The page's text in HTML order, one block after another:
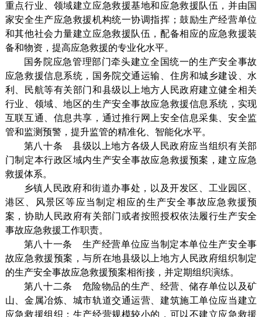
重点行业、领域建立应急救援基地和应急救援队伍，并由国
家安全生产应急救援机构统一协调指挥；鼓励生产经营单位
和其他社会力量建立应急救援队伍，配备相应的应急救援装
备和物资，提高应急救援的专业化水平。
国务院应急管理部门牵头建立全国统一的生产安全事故
应急救援信息系统，国务院交通运输、住房和城乡建设、水
利、民航等有关部门和县级以上地方人民政府建立健全相关
行业、领域、地区的生产安全事故应急救援信息系统，实现
互联互通、信息共享，通过推行网上安全信息采集、安全监
管和监测预警，提升监管的精准化、智能化水平。
第八十条 县级以上地方各级人民政府应当组织有关部
门制定本行政区域内生产安全事故应急救援预案，建立应急
救援体系。
乡镇人民政府和街道办事处，以及开发区、工业园区、
港区、风景区等应当制定相应的生产安全事故应急救援预
案，协助人民政府有关部门或者按照授权依法履行生产安全
事故应急救援工作职责。
第八十一条 生产经营单位应当制定本单位生产安全事
故应急救援预案，与所在地县级以上地方人民政府组织制定
的生产安全事故应急救援预案相衔接，并定期组织演练。
第八十二条 危险物品的生产、经营、储存单位以及矿
山、金属冶炼、城市轨道交通运营、建筑施工单位应当建立
应急救援组织；生产经营规模较小的，可以不建立应急救援